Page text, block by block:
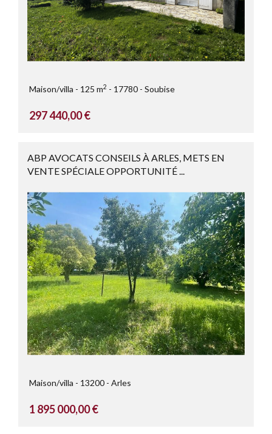
Maison/villa 125 m2 17780 Soubise
297 440,00 €
ABP AVOCATS CONSEILS À ARLES, METS EN
VENTE SPÉCIALE OPPORTUNITÉ ...
Maison/villa 13200 Arles
1 895 000,00 €